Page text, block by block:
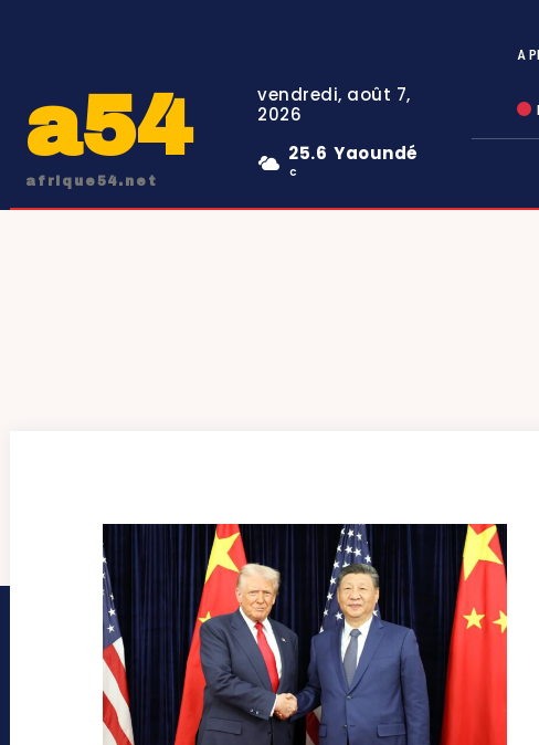
a54
afrique54.net
vendredi, août 7,
2026
25.6
C
Yaoundé
A